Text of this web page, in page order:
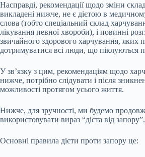
Насправді, рекомендації щодо зміни
викладені нижче, не є дієтою в
слова (тобто спеціальний склад
лікування певної хвороби), і повинні
звичайного здорового харчування, яких
дотримуватися всі люди, що піклуються
У зв’язку з цим, рекомендаціям щодо
нижче, потрібно слідувати і після
можливості протягом усього життя.
Нижче, для зручності, ми будемо
використовувати вираз “дієта від запору”.
Основні правила дієти проти запору це: